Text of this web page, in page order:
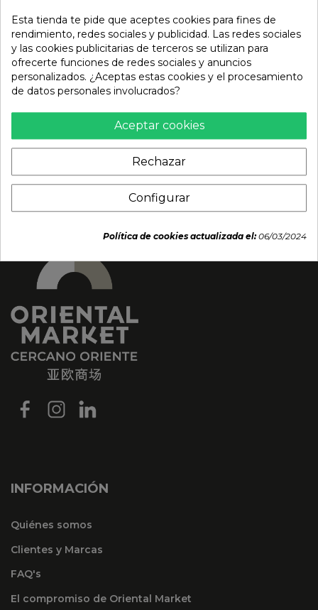
Galleta de cacao con
chispas de chocolate
Galleta pez con matcha
(HARAYA) 30g
3,05 €
INFORMACIÓN
Quiénes somos
Clientes y Marcas
FAQ's
El compromiso de Oriental Market
Esta tienda te pide que aceptes cookies para fines de
rendimiento, redes sociales y publicidad. Las redes sociales
y las cookies publicitarias de terceros se utilizan para
ofrecerte funciones de redes sociales y anuncios
personalizados. ¿Aceptas estas cookies y el procesamiento
de datos personales involucrados?
Aceptar cookies
Rechazar
Configurar
Política de cookies actualizada el:06/03/2024